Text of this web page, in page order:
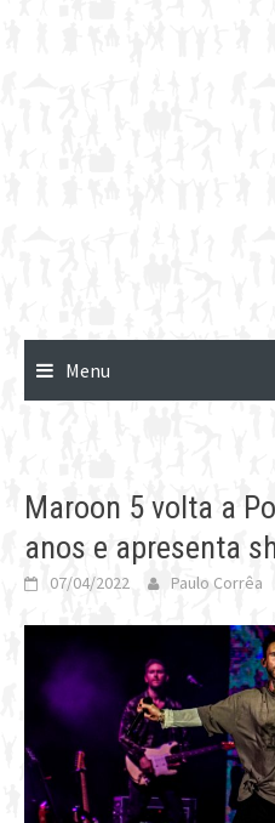
Menu
Maroon 5 volta a
anos e apresenta
07/04/2022 Paulo Corrêa